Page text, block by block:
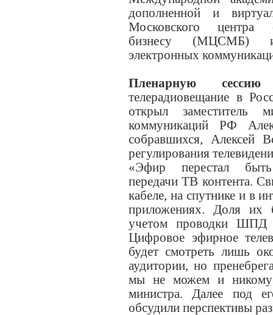
дополненной и
Московского центра
бизнесу (МЦСМБ) и
электронных
Пленарную сессию
телерадиовещание в
открыл заместитель
коммуникаций РФ
собравшихся, Алексей
регулирования
«Эфир перестал
передачи ТВ контента.
кабеле, на спутнике и в
приложениях. Доля их
учетом проводки ШПД
Цифровое эфирное
будет смотреть лишь
аудитории, но
мы не можем и никому
министра. Далее под
обсудили перспективы